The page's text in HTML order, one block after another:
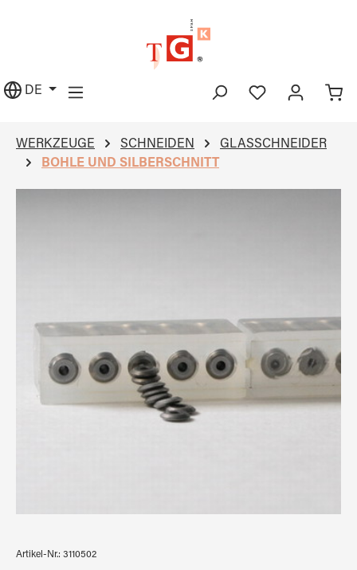
DE
WERKZEUGE SCHNEIDEN
GLASSCHNEIDER
BOHLE UND SILBERSCHNITT
Artikel-Nr.: 3110502